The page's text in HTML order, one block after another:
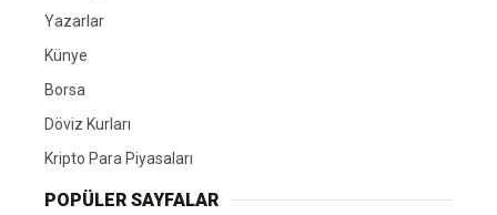
Yazarlar
Künye
Borsa
Döviz Kurları
Kripto Para Piyasaları
POPÜLER SAYFALAR